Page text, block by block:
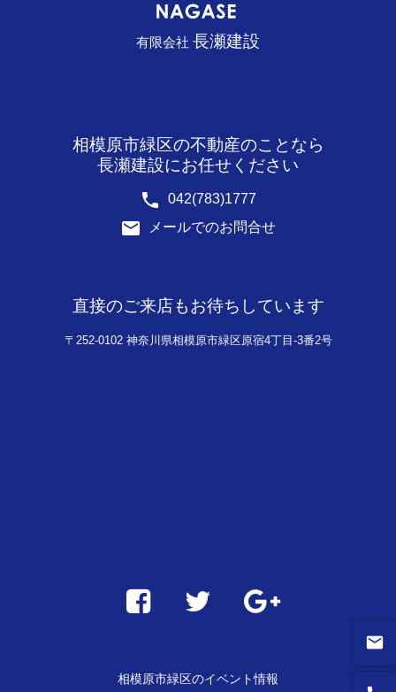
email
有限会社 長瀬建設
相模原市緑区の不動産のことなら
長瀬建設にお任せください
phone 042(783)1777
email メールでのお問合せ
直接のご来店もお待ちしています
〒252-0102 神奈川県相模原市緑区原宿4丁目-3番2号
相模原市緑区のイベント情報